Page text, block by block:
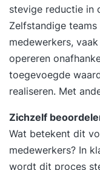
stevige reductie in
Zelfstandige
medewerkers,
opereren
toegevoegde
realiseren. Met
Zichzelf
Wat betekent dit
medewerkers? In
wordt dit proces